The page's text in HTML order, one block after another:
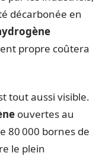
décarbonée en
propre coûtera
tout aussi visible.
ouvertes au
80 000 bornes de
le plein